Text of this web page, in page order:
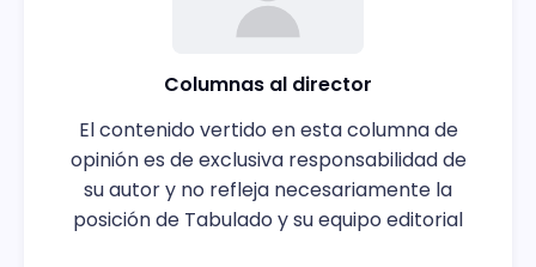
Columnas al director
El contenido vertido en esta columna de
opinión es de exclusiva responsabilidad de
su autor y no refleja necesariamente la
posición de Tabulado y su equipo editorial